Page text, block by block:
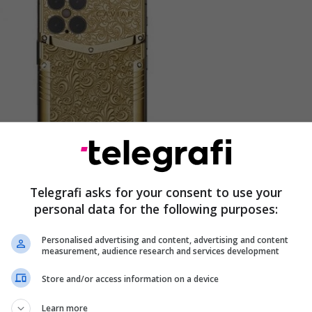
normal dhe i zbukuron ata. Ata zbukurohen me
i quan "stil kombëtar rus".
ka për qëllim të simbolizojë fitoren dhe epërsinë.
8 diamante me një total prej 0,48 karatësh.
Telegrafi asks for your consent to use your
personal data for the following purposes:
Personalised advertising and content, advertising and content
measurement, audience research and services development
Store and/or access information on a device
Learn more